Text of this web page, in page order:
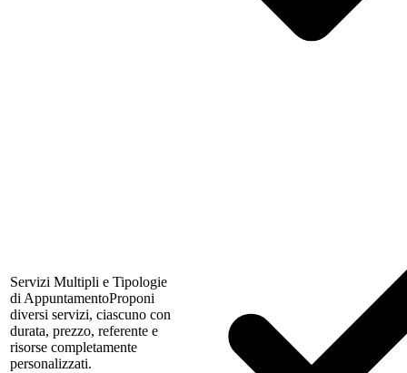
Servizi Multipli e Tipologie
di AppuntamentoProponi
diversi servizi, ciascuno con
durata, prezzo, referente e
risorse completamente
personalizzati.